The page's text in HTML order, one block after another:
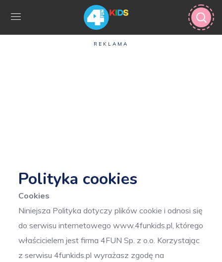
REKLAMA
Polityka cookies
Cookies
Niniejsza Polityka dotyczy plików cookie i odnosi się
do serwisu internetowego www.4funkids.pl, którego
właścicielem jest firma 4FUN Sp. z o.o. Korzystając
z serwisu 4funkids.pl wyrażasz zgodę na